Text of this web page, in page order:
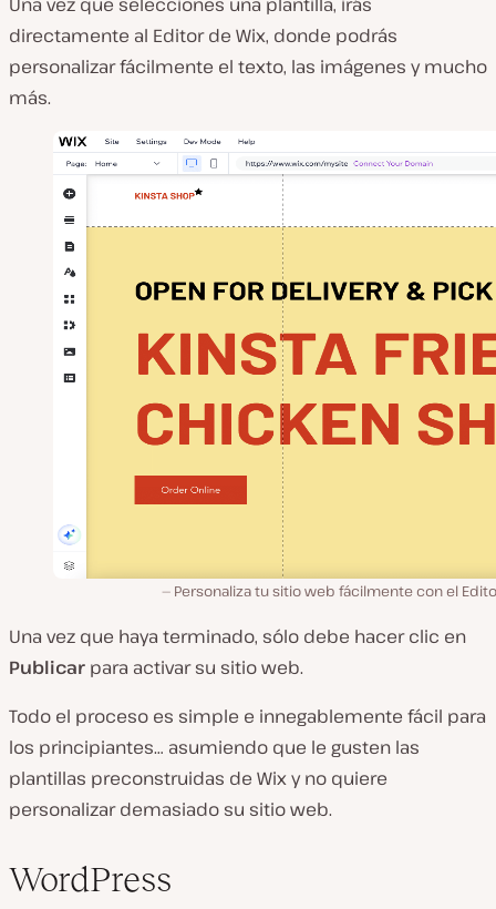
directamente al Editor de Wix, donde podrás
personalizar fácilmente el texto, las imágenes y mucho
más.
Personaliza tu sitio web fácilmente con el
Una vez que haya terminado, sólo debe hacer clic en
Publicar para activar su sitio web.
Todo el proceso es simple e innegablemente fácil para
los principiantes… asumiendo que le gusten las
plantillas preconstruidas de Wix y no quiere
personalizar demasiado su sitio web.
WordPress